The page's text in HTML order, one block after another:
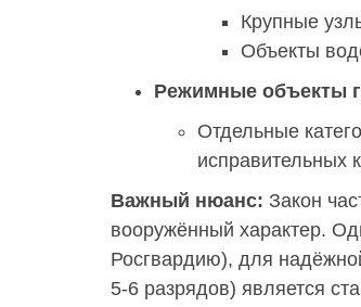
Крупные
Объекты
Режимные объекты
Отдельные
исправительных
Важный нюанс: Закон
вооружённый характер.
Росгвардию), для
5-6 разрядов) является